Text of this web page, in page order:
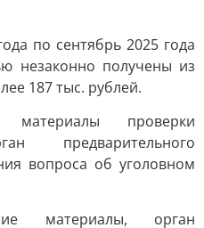
по сентябрь 2025 года
незаконно получены из
187 тыс. рублей.
материалы проверки
предварительного
вопроса об уголовном
материалы, орган